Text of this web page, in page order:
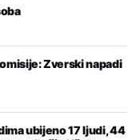
Zverski napadi
ubijeno 17 ljudi, 44